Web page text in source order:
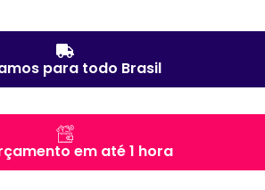
para todo Brasil
em até 1 hora